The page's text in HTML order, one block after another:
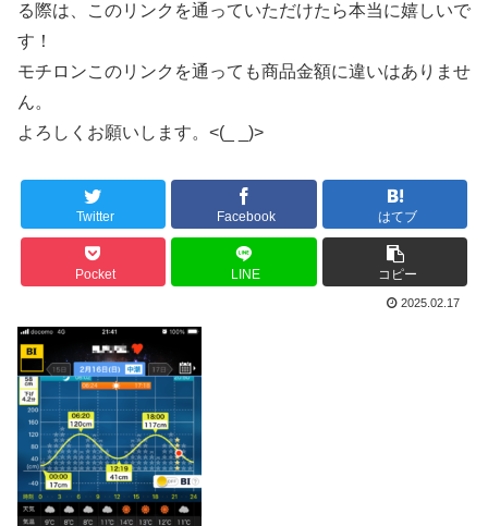
る際は、このリンクを通っていただけたら本当に嬉しいで
す！
モチロンこのリンクを通っても商品金額に違いはありませ
ん。
よろしくお願いします。<(_ _)>
Twitter Facebook はてブ
Pocket LINE コピー
2025.02.17